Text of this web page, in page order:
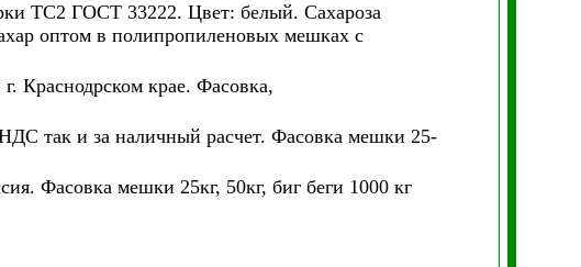
ТС2 ГОСТ 33222. Цвет: белый. Сахароза
оптом в полипропиленовых мешках с
г. Краснодрском крае. Фасовка,
так и за наличный расчет. Фасовка мешки 25-
Фасовка мешки 25кг, 50кг, биг беги 1000 кг